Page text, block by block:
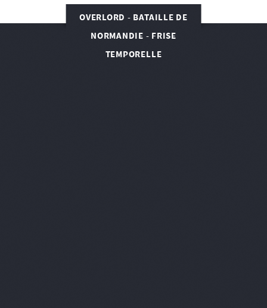
OVERLORD - BATAILLE DE
NORMANDIE - FRISE
TEMPORELLE